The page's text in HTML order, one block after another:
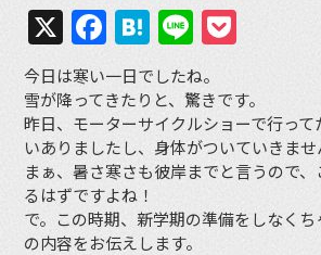
X Facebook
Hatena
Line
今日は寒い一日でしたね。
雪が降ってきたりと、驚きです。
昨日、モーターサイクルショーで行って
いありましたし、身体がついていきませ
まぁ、暑さ寒さも彼岸までと言うので
るはずですよね！
で。この時期、新学期の準備をしなく
の内容をお伝えします。